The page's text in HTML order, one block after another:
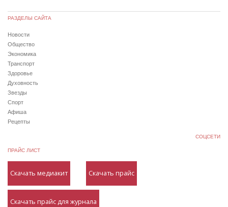
РАЗДЕЛЫ САЙТА
Новости
Общество
Экономика
Транспорт
Здоровье
Духовность
Звезды
Спорт
Афиша
Рецепты
СОЦСЕТИ
ПРАЙС ЛИСТ
Скачать медиакит Скачать прайс
Скачать прайс для журнала